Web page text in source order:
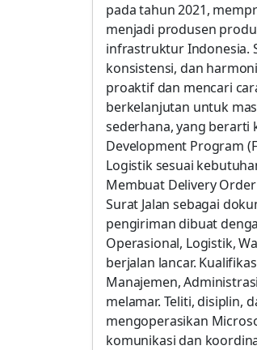
pada tahun 2021,
menjadi produsen
infrastruktur Indonesia.
konsistensi, dan
proaktif dan mencari
berkelanjutan untuk
sederhana, yang berarti
Development Program
Logistik sesuai
Membuat Delivery
Surat Jalan sebagai
pengiriman dibuat
Operasional, Logistik,
berjalan lancar.
Manajemen,
melamar. Teliti, disiplin,
mengoperasikan
komunikasi dan